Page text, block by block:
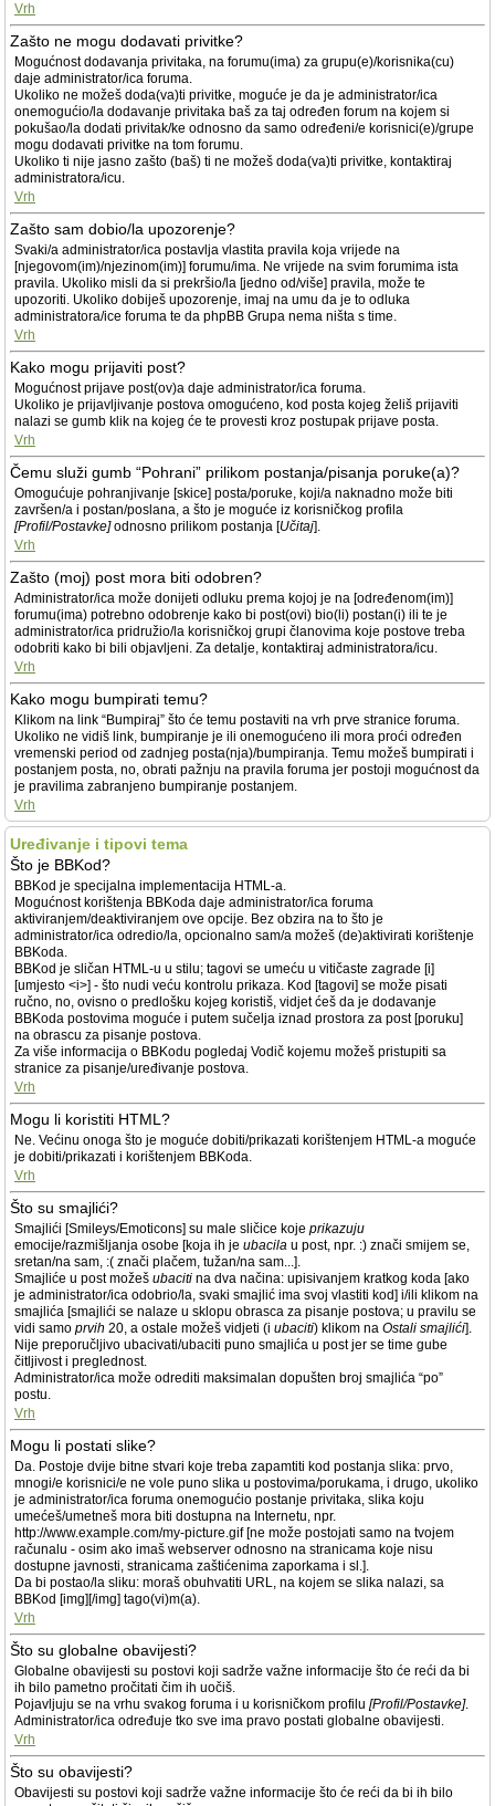
Vrh
Zašto ne mogu dodavati privitke?
Mogućnost dodavanja privitaka, na forumu(ima) za grupu(e)/korisnika(cu)
daje administrator/ica foruma.
Ukoliko ne možeš doda(va)ti privitke, moguće je da je administrator/ica
onemogućio/la dodavanje privitaka baš za taj određen forum na kojem si
pokušao/la dodati privitak/ke odnosno da samo određeni/e korisnici(e)/grupe
mogu dodavati privitke na tom forumu.
Ukoliko ti nije jasno zašto (baš) ti ne možeš doda(va)ti privitke, kontaktiraj
administratora/icu.
Vrh
Zašto sam dobio/la upozorenje?
Svaki/a administrator/ica postavlja vlastita pravila koja vrijede na
[njegovom(im)/njezinom(im)] forumu/ima. Ne vrijede na svim forumima ista
pravila. Ukoliko misli da si prekršio/la [jedno od/više] pravila, može te
upozoriti. Ukoliko dobiješ upozorenje, imaj na umu da je to odluka
administratora/ice foruma te da phpBB Grupa nema ništa s time.
Vrh
Kako mogu prijaviti post?
Mogućnost prijave post(ov)a daje administrator/ica foruma.
Ukoliko je prijavljivanje postova omogućeno, kod posta kojeg želiš prijaviti
nalazi se gumb klik na kojeg će te provesti kroz postupak prijave posta.
Vrh
Čemu služi gumb “Pohrani” prilikom postanja/pisanja poruke(a)?
Omogućuje pohranjivanje [skice] posta/poruke, koji/a naknadno može biti
završen/a i postan/poslana, a što je moguće iz korisničkog profila
[Profil/Postavke]odnosno prilikom postanja [Učitaj].
Vrh
Zašto (moj) post mora biti odobren?
Administrator/ica može donijeti odluku prema kojoj je na [određenom(im)]
forumu(ima) potrebno odobrenje kako bi post(ovi) bio(li) postan(i) ili te je
administrator/ica pridružio/la korisničkoj grupi članovima koje postove treba
odobriti kako bi bili objavljeni. Za detalje, kontaktiraj administratora/icu.
Vrh
Kako mogu bumpirati temu?
Klikom na link “Bumpiraj” što će temu postaviti na vrh prve stranice foruma.
Ukoliko ne vidiš link, bumpiranje je ili onemogućeno ili mora proći određen
vremenski period od zadnjeg posta(nja)/bumpiranja. Temu možeš bumpirati i
postanjem posta, no, obrati pažnju na pravila foruma jer postoji mogućnost da
je pravilima zabranjeno bumpiranje postanjem.
Vrh
Uređivanje i tipovi tema
Što je BBKod?
BBKod je specijalna implementacija HTML-a.
Mogućnost korištenja BBKoda daje administrator/ica foruma
aktiviranjem/deaktiviranjem ove opcije. Bez obzira na to što je
administrator/ica odredio/la, opcionalno sam/a možeš (de)aktivirati korištenje
BBKoda.
BBKod je sličan HTML-u u stilu; tagovi se umeću u vitičaste zagrade [i]
[umjesto <i>] - što nudi veću kontrolu prikaza. Kod [tagovi] se može pisati
ručno, no, ovisno o predlošku kojeg koristiš, vidjet ćeš da je dodavanje
BBKoda postovima moguće i putem sučelja iznad prostora za post [poruku]
na obrascu za pisanje postova.
Za više informacija o BBKodu pogledaj Vodič kojemu možeš pristupiti sa
stranice za pisanje/uređivanje postova.
Vrh
Mogu li koristiti HTML?
Ne. Većinu onoga što je moguće dobiti/prikazati korištenjem HTML-a moguće
je dobiti/prikazati i korištenjem BBKoda.
Vrh
Što su smajlići?
Smajlići [Smileys/Emoticons] su male sličice koje prikazuju
emocije/razmišljanja osobe [koja ih je ubacila u post, npr. :) znači smijem se,
sretan/na sam, :( znači plačem, tužan/na sam...].
Smajliće u post možeš ubaciti na dva načina: upisivanjem kratkog koda [ako
je administrator/ica odobrio/la, svaki smajlić ima svoj vlastiti kod] i/ili klikom na
smajlića [smajlići se nalaze u sklopu obrasca za pisanje postova; u pravilu se
vidi samo prvih 20, a ostale možeš vidjeti (i ubaciti) klikom na Ostali smajlići].
Nije preporučljivo ubacivati/ubaciti puno smajlića u post jer se time gube
čitljivost i preglednost.
Administrator/ica može odrediti maksimalan dopušten broj smajlića “po”
postu.
Vrh
Mogu li postati slike?
Da. Postoje dvije bitne stvari koje treba zapamtiti kod postanja slika: prvo,
mnogi/e korisnici/e ne vole puno slika u postovima/porukama, i drugo, ukoliko
je administrator/ica foruma onemogućio postanje privitaka, slika koju
umećeš/umetneš mora biti dostupna na Internetu, npr.
http://www.example.com/my-picture.gif [ne može postojati samo na tvojem
računalu - osim ako imaš webserver odnosno na stranicama koje nisu
dostupne javnosti, stranicama zaštićenima zaporkama i sl.].
Da bi postao/la sliku: moraš obuhvatiti URL, na kojem se slika nalazi, sa
BBKod [img][/img] tago(vi)m(a).
Vrh
Što su globalne obavijesti?
Globalne obavijesti su postovi koji sadrže važne informacije što će reći da bi
ih bilo pametno pročitati čim ih uočiš.
Pojavljuju se na vrhu svakog foruma i u korisničkom profilu [Profil/Postavke].
Administrator/ica određuje tko sve ima pravo postati globalne obavijesti.
Vrh
Što su obavijesti?
Obavijesti su postovi koji sadrže važne informacije što će reći da bi ih bilo